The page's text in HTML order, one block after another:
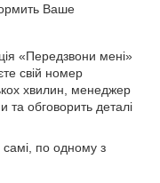
Ваше
«Передзвони мені»
свій номер
хвилин, менеджер
та обговорить деталі
по одному з